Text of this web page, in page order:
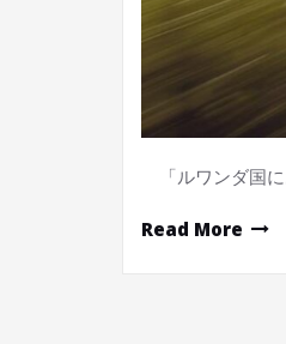
「ルワンダ国
Read More